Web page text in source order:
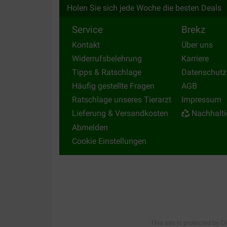
Holen Sie sich jede Woche die besten Deals
Service
Kontakt
Widerrufsbelehrung
Tipps & Ratschlage
Häufig gestellte Fragen
Ratschlage unseres Tierarzt
Lieferung & Versandkosten
Abmelden
Cookie Einstellungen
Brekz
Über uns
Karriere
Datenschutz
AGB
Impressum